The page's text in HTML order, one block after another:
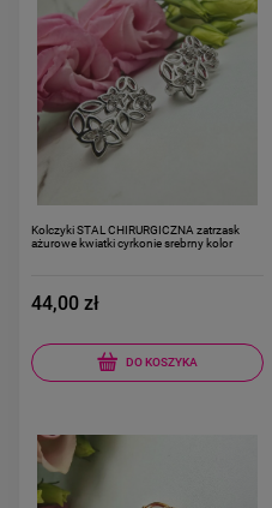
Kolczyki STAL CHIRURGICZNA zatrzask
ażurowe kwiatki cyrkonie srebrny kolor
44,00 zł
DO KOSZYKA